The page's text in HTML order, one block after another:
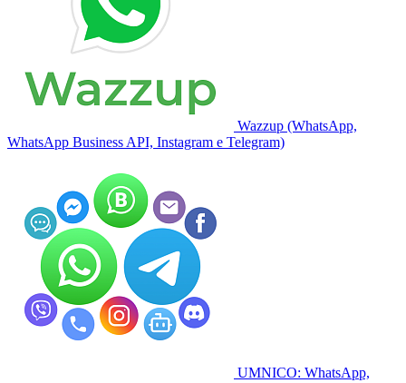
Wazzup (WhatsApp,
WhatsApp Business API, Instagram e Telegram)
UMNICO: WhatsApp,